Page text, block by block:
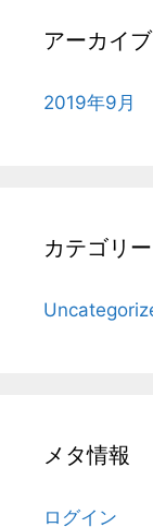
アーカイブ
2019年9月
カテゴリー
メタ情報
ログイン